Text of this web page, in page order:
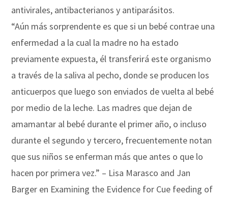
antivirales, antibacterianos y antiparásitos.
“Aún más sorprendente es que si un bebé contrae una
enfermedad a la cual la madre no ha estado
previamente expuesta, él transferirá este organismo
a través de la saliva al pecho, donde se producen los
anticuerpos que luego son enviados de vuelta al bebé
por medio de la leche. Las madres que dejan de
amamantar al bebé durante el primer año, o incluso
durante el segundo y tercero, frecuentemente notan
que sus niños se enferman más que antes o que lo
hacen por primera vez.” – Lisa Marasco and Jan
Barger en Examining the Evidence for Cue feeding of